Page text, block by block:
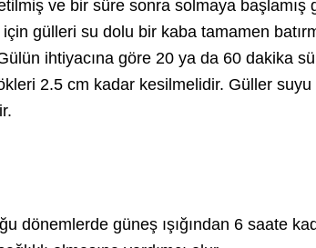
ve bir süre sonra solmaya başlamış
gülleri su dolu bir kaba tamamen
ihtiyacına göre 20 ya da 60 dakika
2.5 cm kadar kesilmelidir. Güller suyu
dönemlerde güneş ışığından 6 saate